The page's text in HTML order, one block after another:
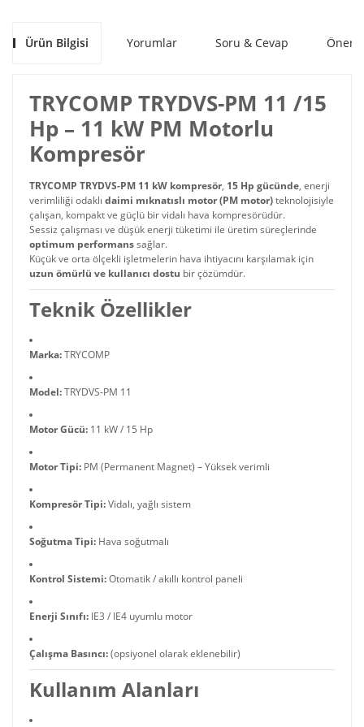
Ürün Bilgisi Yorumlar Soru & Cevap
TRYCOMP TRYDVS-PM 11 /15
Hp – 11 kW PM Motorlu
Kompresör
TRYCOMP TRYDVS-PM 11 kW kompresör, 15 Hp gücünde, enerji
verimliliği odaklı daimi mıknatıslı motor (PM motor)teknolojisiyle
çalışan, kompakt ve güçlü bir vidalı hava kompresörüdür.
Sessiz çalışması ve düşük enerji tüketimi ile üretim süreçlerinde
optimum performanssağlar.
Küçük ve orta ölçekli işletmelerin hava ihtiyacını karşılamak için
uzun ömürlü ve kullanıcı dostu bir çözümdür.
Teknik Özellikler
Marka:TRYCOMP
Model:TRYDVS-PM 11
Motor Gücü: 11 kW / 15 Hp
Motor Tipi: PM (Permanent Magnet) – Yüksek verimli
Kompresör Tipi:Vidalı, yağlı sistem
Soğutma Tipi: Hava soğutmalı
Kontrol Sistemi:Otomatik / akıllı kontrol paneli
Enerji Sınıfı: IE3 / IE4 uyumlu motor
Çalışma Basıncı:(opsiyonel olarak eklenebilir)
Kullanım Alanları